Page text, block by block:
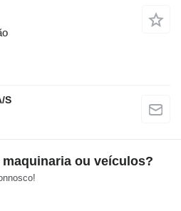
S
maquinaria ou veículos?